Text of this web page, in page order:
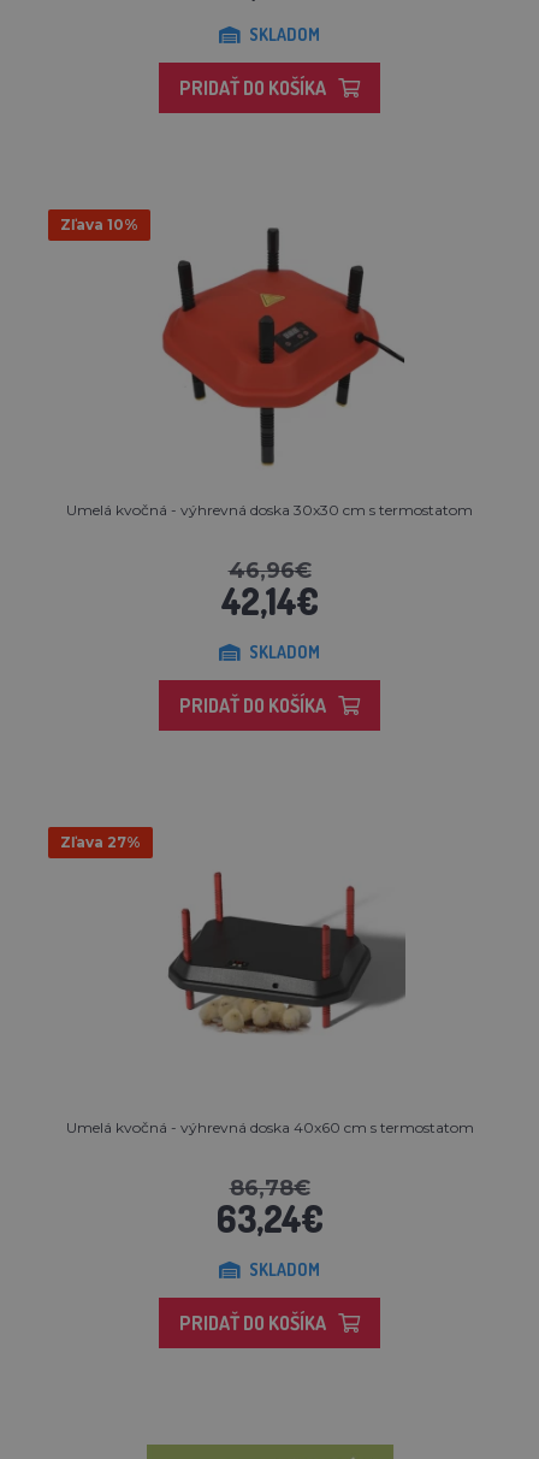
SKLADOM
PRIDAŤ DO KOŠÍKA
Zľava 10%
Umelá kvočná - výhrevná doska 30x30 cm s termostatom
46,96€
42,14€
SKLADOM
PRIDAŤ DO KOŠÍKA
Zľava 27%
Umelá kvočná - výhrevná doska 40x60 cm s termostatom
86,78€
63,24€
SKLADOM
PRIDAŤ DO KOŠÍKA